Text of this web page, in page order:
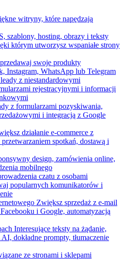
witryny, które napędzają
szablony, hosting, obrazy i teksty
którym utworzysz wspaniałe strony
swoje produkty
Instagram, WhatsApp lub Telegram
z niestandardowymi
rejestracyjnymi i informacji
z formularzami pozyskiwania,
i integracją z Google
działanie e-commerce z
spotkań, dostawą i
design, zamówienia online,
mobilnego
czatu z osobami
popularnych komunikatorów i
Zwiększ sprzedaż z e-mail
i Google, automatyzacją
Interesujące teksty na żądanie,
dokładne prompty, tłumaczenie
ze stronami i sklepami